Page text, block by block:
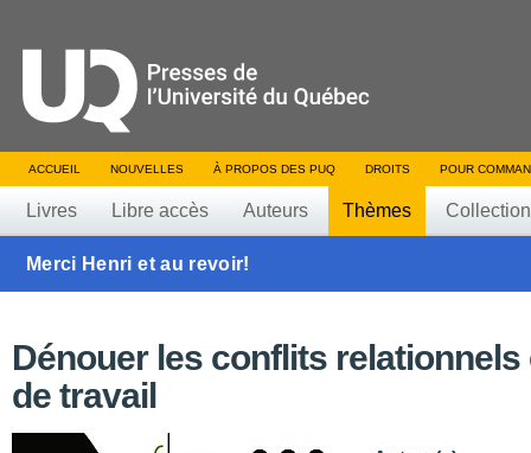
ACCUEIL NOUVELLES À PROPOS DES PUQ DROITS POUR
Livres Libre accès Auteurs Thèmes
Merci Henri et au revoir!
Dénouer les conflits relationnels
de travail